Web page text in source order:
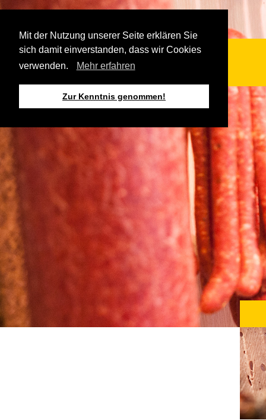
Mit der Nutzung unserer Seite erklären Sie
sich damit einverstanden, dass wir Cookies
verwenden.
Mehr erfahren
Zur Kenntnis genommen!